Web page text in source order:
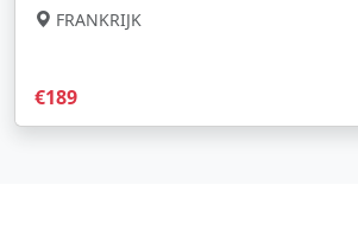
FRANKRIJK
€189